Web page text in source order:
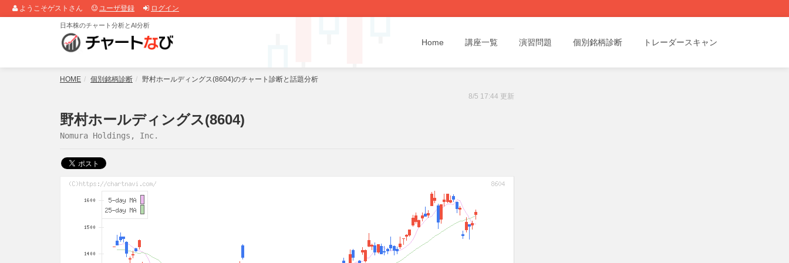
ようこそゲストさん ユーザ登録 ログイン
日本株のチャート分析とAI分析
Home 講座一覧 演習問題 個別銘柄診断 トレーダースキャン
HOME 個別銘柄診断 野村ホールディングス(8604)のチャート診断と話題分析
8/5 17:44 更新
野村ホールディングス(8604)
Nomura Holdings, Inc.